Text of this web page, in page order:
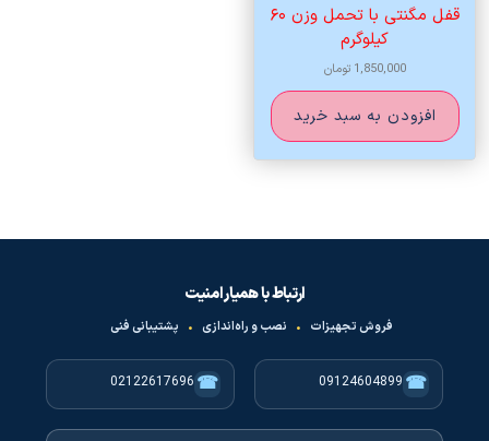
قفل مگنتی با تحمل وزن ۶۰
کیلوگرم
1,850,000 تومان
افزودن به سبد خرید
ارتباط با همیار امنیت
فروش تجهیزات • نصب و راه‌اندازی • پشتیبانی فنی
☎
09124604899
☎
02122617696